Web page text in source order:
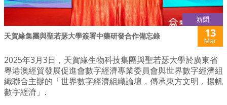
新聞
天賀緣集團與聖若瑟大學簽署中藥研發合作備忘錄 13
Mar
2025年3月3日，天賀緣生物科技集團與聖若瑟大學於廣東省
粵港澳經貿發展促進會數字經濟專業委員會與世界數字經濟組
織聯合主辦的「世界數字經濟組織論壇，傳承東方文明，揚帆
數字經濟」.